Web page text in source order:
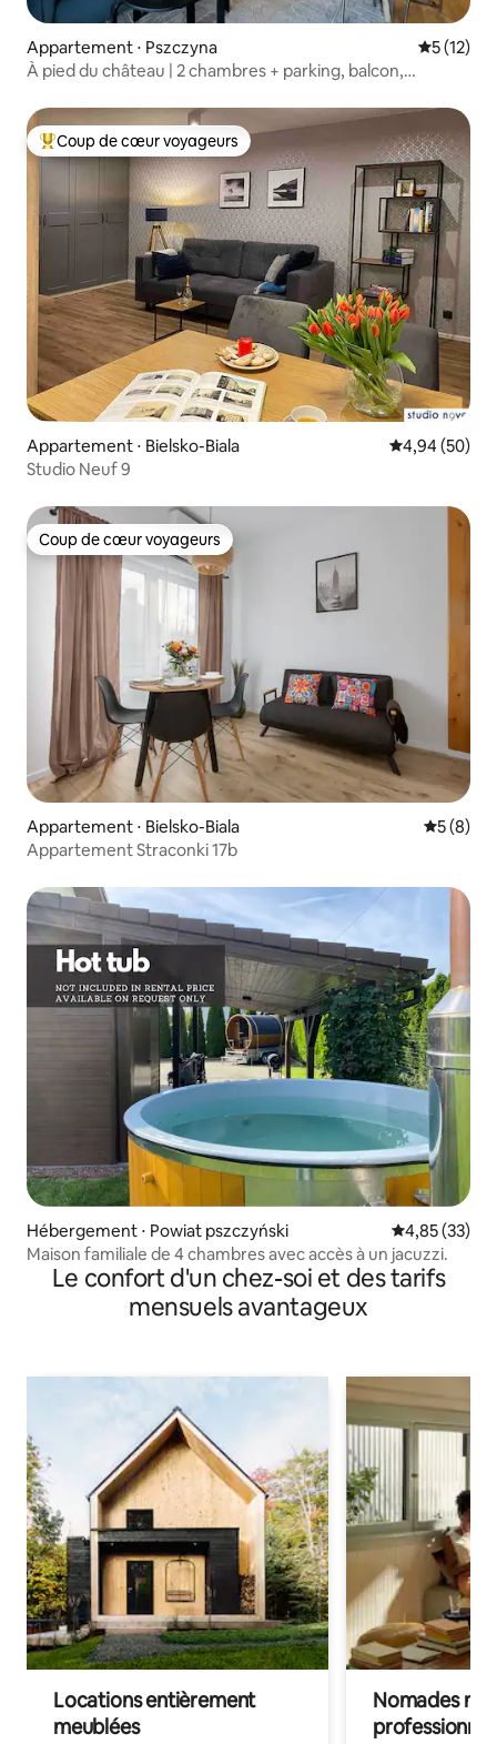
Appartement ⋅ Pszczyna
5 (12)
À pied du château | 2 chambres + parking, balcon,
Coups de cœur voyageurs les plus appréciés
Coup de cœur voyageurs
Appartement ⋅ Bielsko-Biala Évaluation
4,94 (50)
Studio Neuf 9
Coup de cœur voyageurs
Coup de cœur voyageurs
Appartement ⋅ Bielsko-Biala
5 (8)
Appartement Straconki 17b
Hébergement ⋅ Powiat pszczyński Évaluation
4,85 (33)
Maison familiale de 4 chambres avec accès à un jacuzzi.
Le confort d'un chez-soi et des tarifs
mensuels avantageux
Locations entièrement
meublées
Nomades